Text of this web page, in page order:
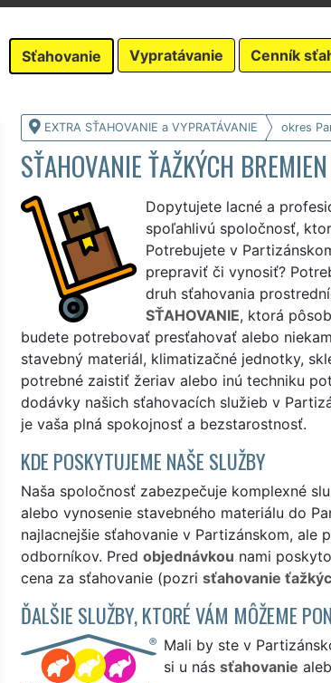
Sťahovanie Vypratávanie Cenník
EXTRA SŤAHOVANIE a VYPRATÁVANIE okres
SŤAHOVANIE ŤAŽKÝCH
Dopytujete lacné a
spoľahlivú spoločnosť,
Potrebujete v
prepraviť či vynosiť?
druh sťahovania
SŤAHOVANIE, ktorá
budete potrebovať presťahovať alebo
stavebný materiál, klimatizačné jednotky,
potrebné zaistiť žeriav alebo inú techniku
dodávky našich sťahovacích služieb v
je vaša plná spokojnosť a bezstarostnosť.
KDE POSKYTUJEME NAŠE SLUŽBY
Naša spoločnosť zabezpečuje komplexné
alebo vynosenie stavebného materiálu do
najlacnejšie sťahovanie v Partizánskom,
odborníkov. Pred objednávkou nami
cena za sťahovanie (pozri sťahovanie
ĎALŠIE SLUŽBY, KTORÉ VÁM MÔŽEME
Mali by ste v
si u nás sťahovanie